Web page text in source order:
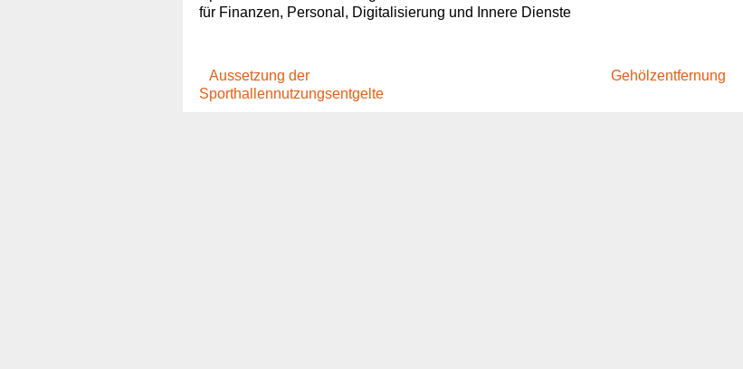
für Finanzen, Personal, Digitalisierung und Innere Dienste
Aussetzung der
Sporthallennutzungsentgelte
Gehölzentfernung